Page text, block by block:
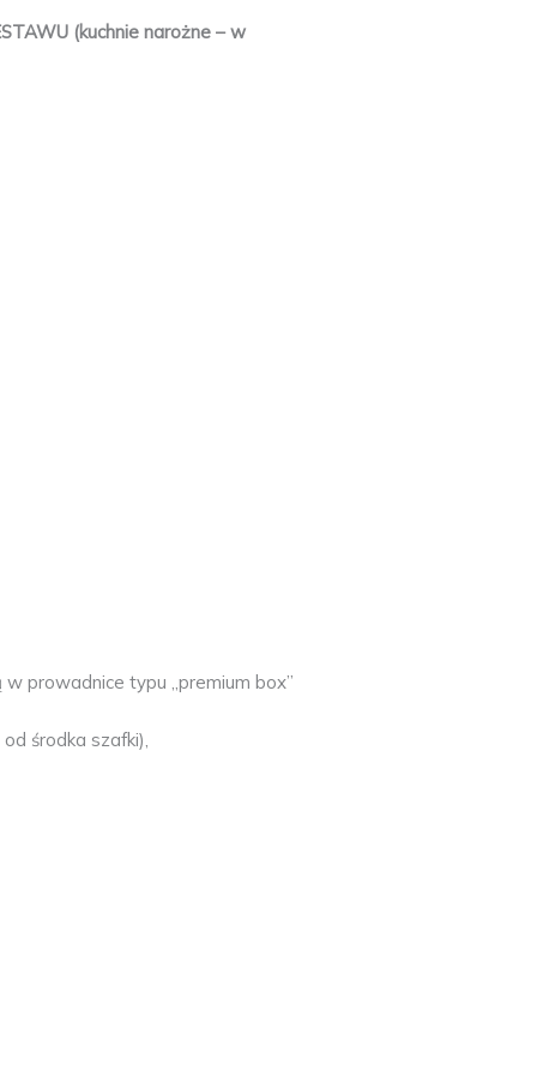
(kuchnie narożne – w
prowadnice typu „premium box”
środka szafki),